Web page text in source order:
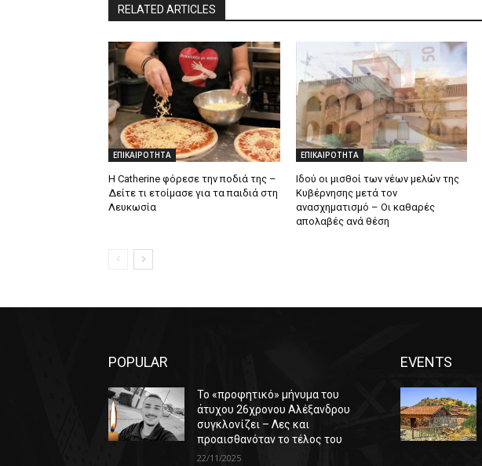
RELATED ARTICLES
ΕΠΙΚΑΙΡΟΤΗΤΑ
Η Catherine φόρεσε την ποδιά της –
Δείτε τι ετοίμασε για τα παιδιά στη
Λευκωσία
ΕΠΙΚΑΙΡΟΤΗΤΑ
Ιδού οι μισθοί των νέων μελών της
Κυβέρνησης μετά τον
ανασχηματισμό – Οι καθαρές
απολαβές ανά θέση
POPULAR
Το «προφητικό» μήνυμα του
άτυχου 26χρονου Αλέξανδρου
συγκλονίζει – Λες και
προαισθανόταν το τέλος του
22/11/2025
EVENTS